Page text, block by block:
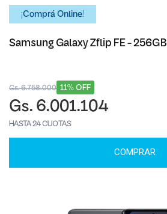
¡Comprá Online!
Samsung Galaxy Zflip FE - 256GB
11% OFF
Gs. 6.758.000
Gs. 6.001.104
HASTA 24 CUOTAS
COMPRAR